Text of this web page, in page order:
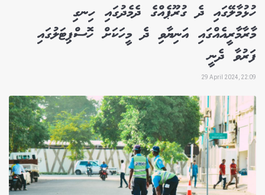
ހުޅުމާލޭގައި ދެ ގުރޫޕެއްގެ ދެމެދުގައި ހިނގި
މާރާމާރީއެއްގައި އަނިޔާވި ދެ މީހަކަށް ހޮސްޕިޓަލުގައި
ފަރުވާ ދެނީ
29 April 2024, 22:09